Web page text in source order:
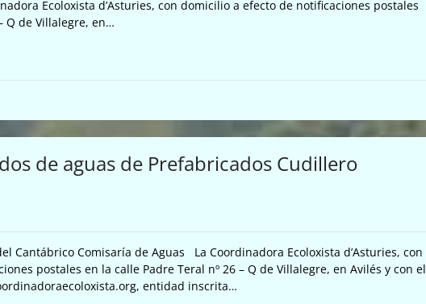
Ecoloxista d’Asturies, con domicilio a efecto de notificaciones postales
Q de Villalegre, en…
de aguas de Prefabricados Cudillero
Cantábrico Comisaría de Aguas La Coordinadora Ecoloxista d’Asturies, con
postales en la calle Padre Teral nº 26 – Q de Villalegre, en Avilés y con el
entidad inscrita…